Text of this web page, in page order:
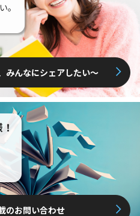
。
みんなにシェアしたい〜
のお問い合わせ